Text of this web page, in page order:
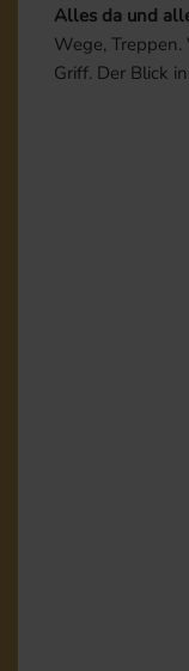
Alles da und
Wege, Treppen.
Griff. Der Blick